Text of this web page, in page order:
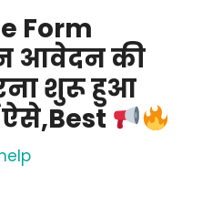
Form
आवेदन की
शुरू हुआ
ऐसे,Best